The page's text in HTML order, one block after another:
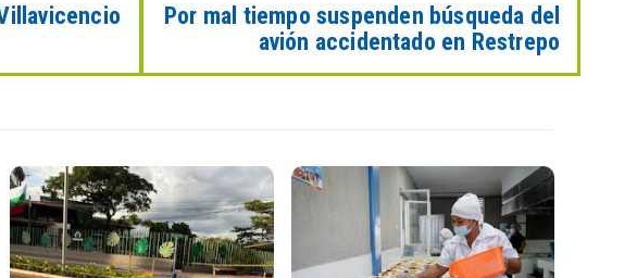
Por mal tiempo suspenden búsqueda del
avión accidentado en Restrepo